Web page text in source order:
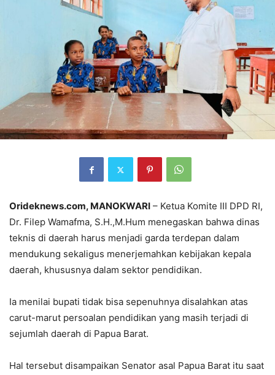
Orideknews.com, MANOKWARI – Ketua Komite III DPD RI,
Dr. Filep Wamafma, S.H.,M.Hum menegaskan bahwa dinas
teknis di daerah harus menjadi garda terdepan dalam
mendukung sekaligus menerjemahkan kebijakan kepala
daerah, khususnya dalam sektor pendidikan.
Ia menilai bupati tidak bisa sepenuhnya disalahkan atas
carut-marut persoalan pendidikan yang masih terjadi di
sejumlah daerah di Papua Barat.
Hal tersebut disampaikan Senator asal Papua Barat itu saat